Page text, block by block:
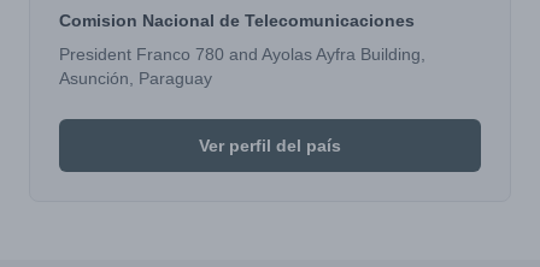
Comision Nacional de Telecomunicaciones
President Franco 780 and Ayolas Ayfra Building,
Asunción, Paraguay
Ver perfil del país